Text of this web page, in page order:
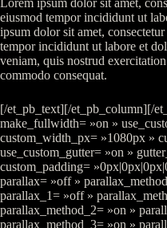
Lorem ipsum dolor sit amet,
eiusmod tempor incididunt ut
ipsum dolor sit amet,
tempor incididunt ut labore et
veniam, quis nostrud
commodo consequat.
[/et_pb_text][/et_pb_column][/
make_fullwidth= »on »
custom_width_px= »1080px »
use_custom_gutter= »on »
custom_padding=
parallax= »off »
parallax_1= »off »
parallax_method_2= »on »
parallax_method_3= »on »